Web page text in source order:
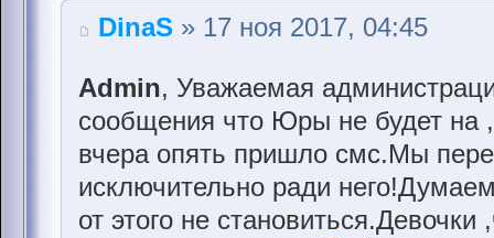
DinaS » 17 ноя 2017, 04:45
Admin, Уважаемая
сообщения что Юры не будет на
вчера опять пришло смс.Мы
исключительно ради
от этого не